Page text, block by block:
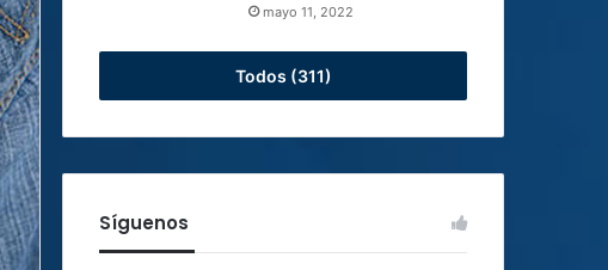
mayo 11, 2022
Todos (311)
Síguenos